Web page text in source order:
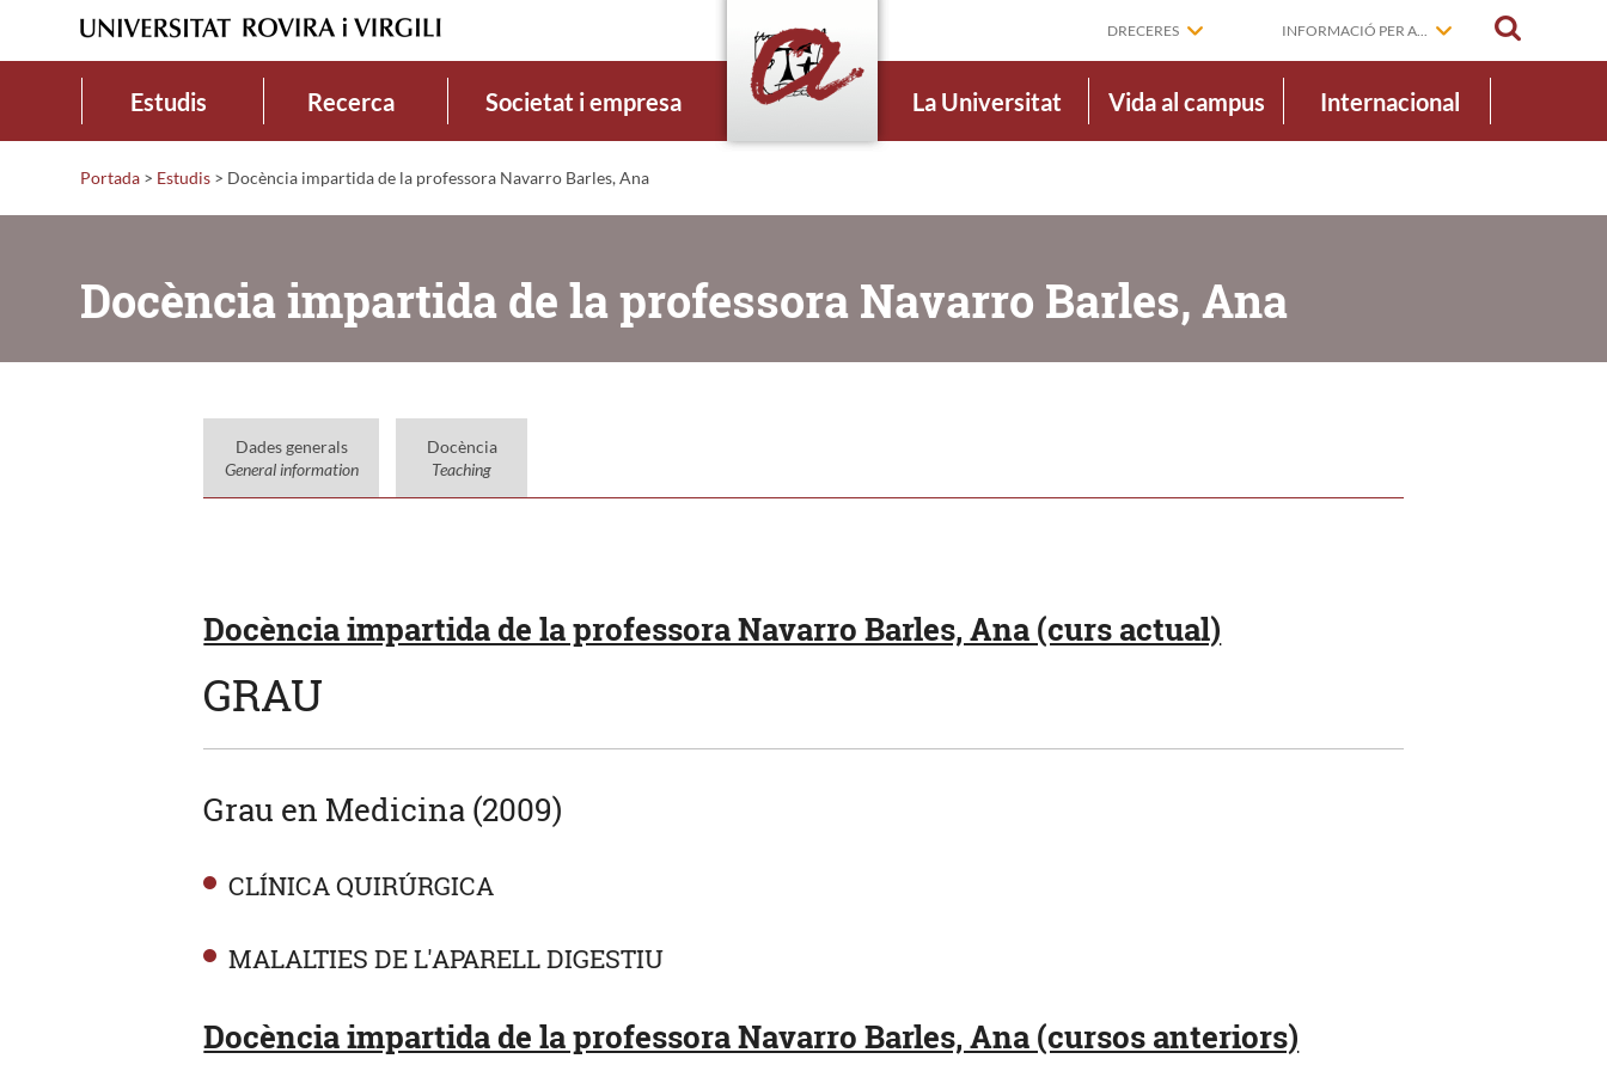
DRECERES INFORMACIÓ PER A...
Estudis Recerca Societat i empresa La Universitat Vida al campus Internacional
Portada > Estudis > Docència impartida de la professora Navarro Barles, Ana
Docència impartida de la professora Navarro Barles, Ana
Dades generals
General information
Docència
Teaching
Docència impartida de la professora Navarro Barles, Ana (curs actual)
GRAU
Grau en Medicina (2009)
CLÍNICA QUIRÚRGICA
MALALTIES DE L'APARELL DIGESTIU
Docència impartida de la professora Navarro Barles, Ana (cursos anteriors)